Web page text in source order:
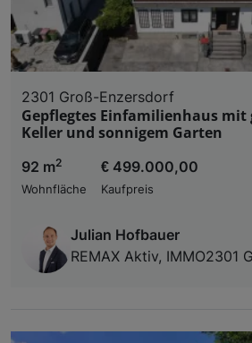
2301 Groß-Enzersdorf
Gepflegtes Einfamilienhaus mit
Keller und sonnigem Garten
92 m2
Wohnfläche
€ 499.000,00
Kaufpreis
Julian Hofbauer
REMAX Aktiv, IMMO2301